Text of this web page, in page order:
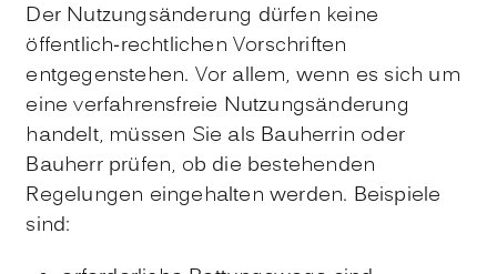
Der Nutzungsänderung dürfen keine
öffentlich-rechtlichen Vorschriften
entgegenstehen. Vor allem, wenn es sich um
eine verfahrensfreie Nutzungsänderung
handelt, müssen Sie als Bauherrin oder
Bauherr prüfen, ob die bestehenden
Regelungen eingehalten werden. Beispiele
sind: